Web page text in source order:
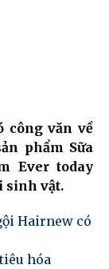
công văn về
phẩm Sữa
Ever today
sinh vật.
Hairnew có
hóa